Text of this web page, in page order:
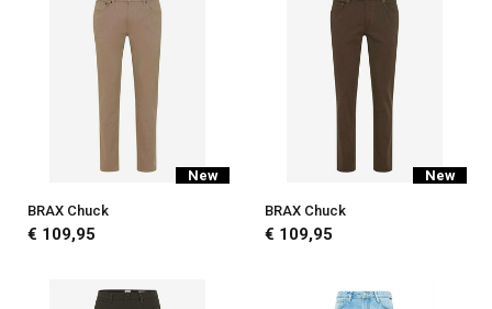
New
BRAX Chuck
€ 109,95
New
BRAX Chuck
€ 109,95